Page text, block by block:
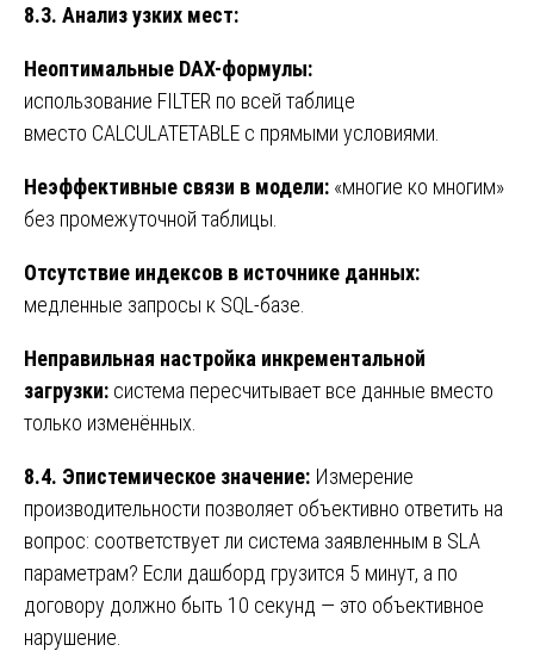
8.3. Анализ узких мест:
Неоптимальные DAX-формулы:
использование FILTER по всей таблице
вместо CALCULATETABLE с прямыми условиями.
Неэффективные связи в модели: «многие ко многим»
без промежуточной таблицы.
Отсутствие индексов в источнике данных:
медленные запросы к SQL-базе.
Неправильная настройка инкрементальной
загрузки: система пересчитывает все данные вместо
только изменённых.
8.4. Эпистемическое значение: Измерение
производительности позволяет объективно ответить на
вопрос: соответствует ли система заявленным в SLA
параметрам? Если дашборд грузится 5 минут, а по
договору должно быть 10 секунд — это объективное
нарушение.